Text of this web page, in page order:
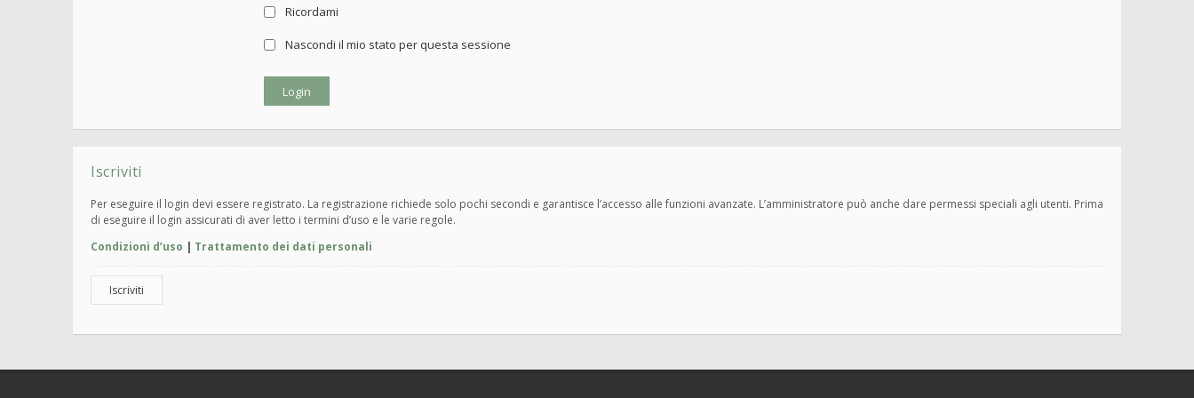
Ricordami
Nascondi il mio stato per questa sessione
Iscriviti
Per eseguire il login devi essere registrato. La registrazione richiede solo pochi secondi e garantisce l’accesso alle funzioni avanzate. L’amministratore può anche dare permessi speciali agli utenti. Prima
di eseguire il login assicurati di aver letto i termini d’uso e le varie regole.
Condizioni d’uso | Trattamento dei dati personali
Iscriviti